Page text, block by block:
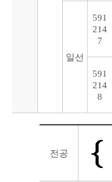
일선
591
214
7
591
214
8
전공